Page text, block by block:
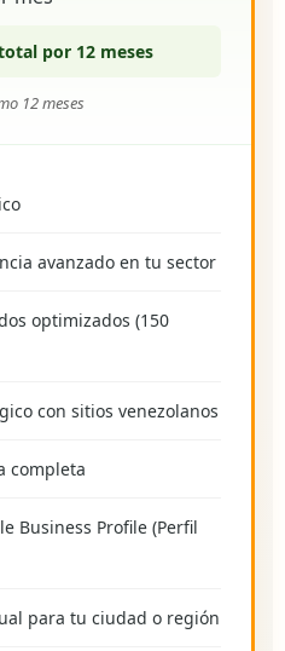
por 12 meses
12 meses
avanzado en tu sector
optimizados (150
con sitios venezolanos
completa
Business Profile (Perfil
para tu ciudad o región